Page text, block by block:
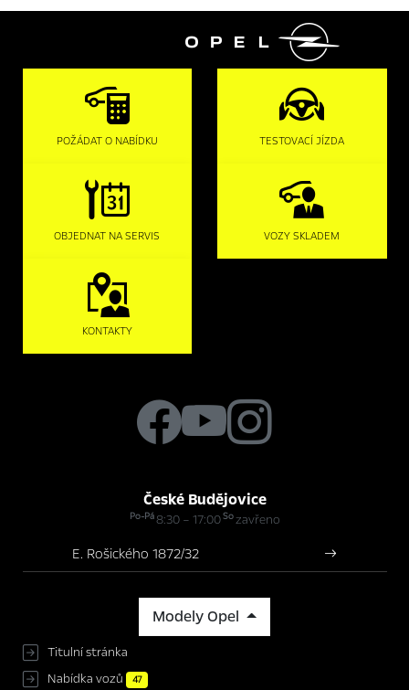

POŽÁDAT O NABÍDKU TESTOVACÍ JÍZDA
OBJEDNAT NA SERVIS VOZY SKLADEM
KONTAKTY
České Budějovice
Po-Pá8:30 – 17:00Sozavřeno
E. Rošického 1872/32
Modely Opel
Titulní stránka
Nabídka vozů
47